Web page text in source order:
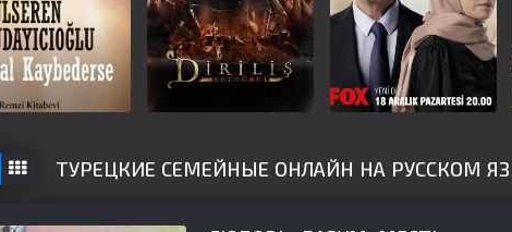
ТУРЕЦКИЕ СЕМЕЙНЫЕ ОНЛАЙН НА РУССКОМ